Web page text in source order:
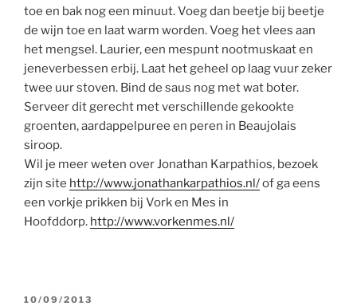
toe en bak nog een minuut. Voeg dan beetje bij beetje
de wijn toe en laat warm worden. Voeg het vlees aan
het mengsel. Laurier, een mespunt nootmuskaat en
jeneverbessen erbij. Laat het geheel op laag vuur zeker
twee uur stoven. Bind de saus nog met wat boter.
Serveer dit gerecht met verschillende gekookte
groenten, aardappelpuree en peren in Beaujolais
siroop.
Wil je meer weten over Jonathan Karpathios, bezoek
zijn site http://www.jonathankarpathios.nl/of ga eens
een vorkje prikken bij Vork en Mes in
Hoofddorp. http://www.vorkenmes.nl/
GEPLAATST
10/09/2013